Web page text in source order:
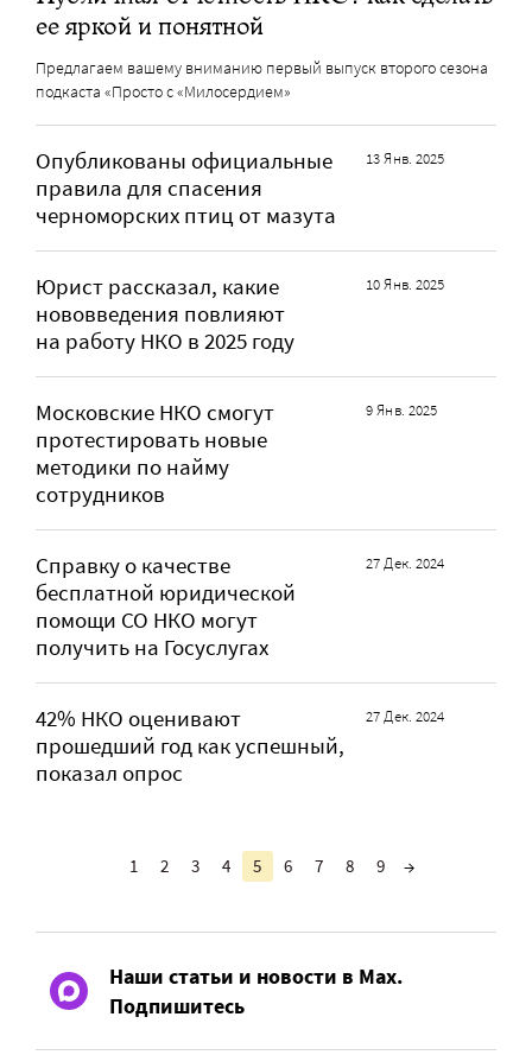
ее яркой и понятной
Предлагаем вашему вниманию первый выпуск второго сезона
подкаста «Просто с «Милосердием»
Опубликованы официальные
правила для спасения
черноморских птиц от мазута
13 Янв. 2025
Юрист рассказал, какие
нововведения повлияют
на работу НКО в 2025 году
10 Янв. 2025
Московские НКО смогут
протестировать новые
методики по найму
сотрудников
9 Янв. 2025
Справку о качестве
бесплатной юридической
помощи СО НКО могут
получить на Госуслугах
27 Дек. 2024
42% НКО оценивают
прошедший год как успешный,
показал опрос
27 Дек. 2024
1 2 3 4 5 6 7 8 9 →
Наши статьи и новости в Max.
Подпишитесь